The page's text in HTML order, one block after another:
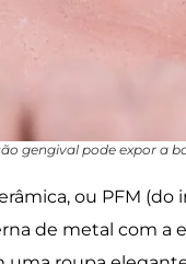
gengival pode expor a
ou PFM (do
de metal com a